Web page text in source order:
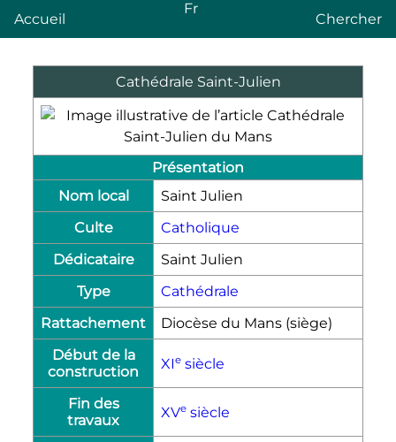
Accueil
Fr
Chercher
Cathédrale Saint-Julien
Présentation
Nom local
Saint Julien
Culte
Catholique
Dédicataire
Saint Julien
Type
Cathédrale
Rattachement
Diocèse du Mans (siège)
Début de la
construction
XIe siècle
Fin des
travaux
XVe siècle